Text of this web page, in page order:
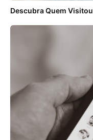
Descubra Quem